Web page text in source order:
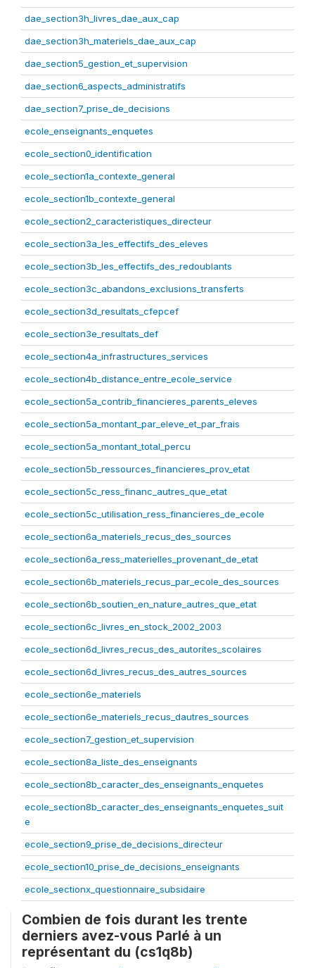
dae_section3h_livres_dae_aux_cap
dae_section3h_materiels_dae_aux_cap
dae_section5_gestion_et_supervision
dae_section6_aspects_administratifs
dae_section7_prise_de_decisions
ecole_enseignants_enquetes
ecole_section0_identification
ecole_section1a_contexte_general
ecole_section1b_contexte_general
ecole_section2_caracteristiques_directeur
ecole_section3a_les_effectifs_des_eleves
ecole_section3b_les_effectifs_des_redoublants
ecole_section3c_abandons_exclusions_transferts
ecole_section3d_resultats_cfepcef
ecole_section3e_resultats_def
ecole_section4a_infrastructures_services
ecole_section4b_distance_entre_ecole_service
ecole_section5a_contrib_financieres_parents_eleves
ecole_section5a_montant_par_eleve_et_par_frais
ecole_section5a_montant_total_percu
ecole_section5b_ressources_financieres_prov_etat
ecole_section5c_ress_financ_autres_que_etat
ecole_section5c_utilisation_ress_financieres_de_ecole
ecole_section6a_materiels_recus_des_sources
ecole_section6a_ress_materielles_provenant_de_etat
ecole_section6b_materiels_recus_par_ecole_des_sources
ecole_section6b_soutien_en_nature_autres_que_etat
ecole_section6c_livres_en_stock_2002_2003
ecole_section6d_livres_recus_des_autorites_scolaires
ecole_section6d_livres_recus_des_autres_sources
ecole_section6e_materiels
ecole_section6e_materiels_recus_dautres_sources
ecole_section7_gestion_et_supervision
ecole_section8a_liste_des_enseignants
ecole_section8b_caracter_des_enseignants_enquetes
ecole_section8b_caracter_des_enseignants_enquetes_suit
e
ecole_section9_prise_de_decisions_directeur
ecole_section10_prise_de_decisions_enseignants
ecole_sectionx_questionnaire_subsidaire
Combien de fois durant les trente
derniers avez-vous Parlé à un
représentant du (cs1q8b)